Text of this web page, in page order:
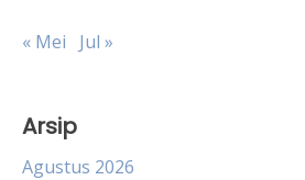
« Mei Jul »
Arsip
Agustus 2026